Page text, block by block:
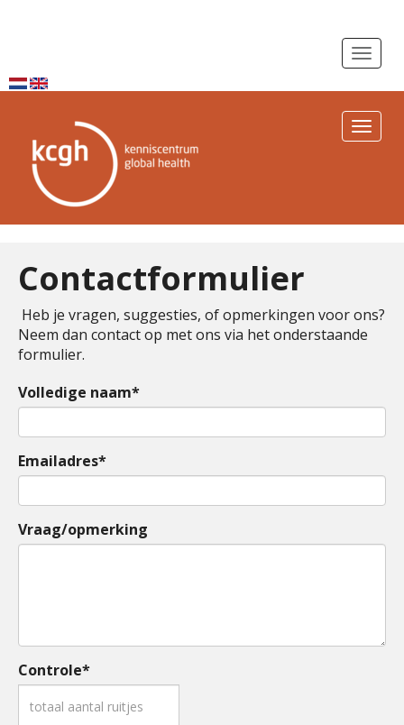
Toggle
Toggle
Contactformulier
Heb je vragen, suggesties, of opmerkingen voor ons?
Neem dan contact op met ons via het onderstaande
formulier.
Volledige naam*
Emailadres*
Vraag/opmerking
Controle*